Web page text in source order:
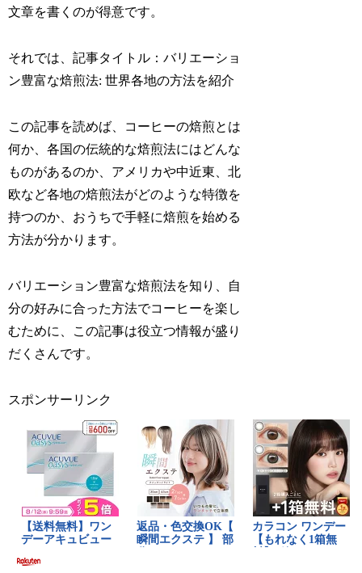
文章を書くのが得意です。
それでは、記事タイトル：バリエーショ
ン豊富な焙煎法: 世界各地の方法を紹介
この記事を読めば、コーヒーの焙煎とは
何か、各国の伝統的な焙煎法にはどんな
ものがあるのか、アメリカや中近東、北
欧など各地の焙煎法がどのような特徴を
持つのか、おうちで手軽に焙煎を始める
方法が分かります。
バリエーション豊富な焙煎法を知り、自
分の好みに合った方法でコーヒーを楽し
むために、この記事は役立つ情報が盛り
だくさんです。
スポンサーリンク